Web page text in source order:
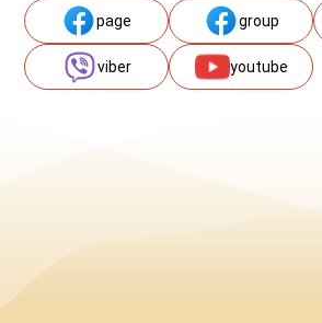
page group
viber youtube